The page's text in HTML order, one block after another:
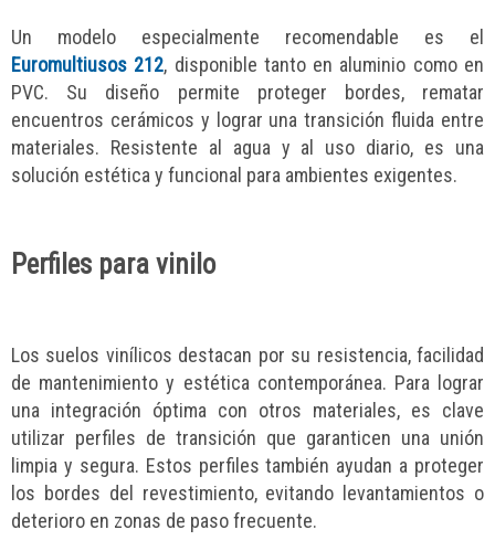
Un modelo especialmente recomendable es el
Euromultiusos 212, disponible tanto en aluminio como en
PVC. Su diseño permite proteger bordes, rematar
encuentros cerámicos y lograr una transición fluida entre
materiales. Resistente al agua y al uso diario, es una
solución estética y funcional para ambientes exigentes.
Perfiles para vinilo
Los suelos vinílicos destacan por su resistencia, facilidad
de mantenimiento y estética contemporánea. Para lograr
una integración óptima con otros materiales, es clave
utilizar perfiles de transición que garanticen una unión
limpia y segura. Estos perfiles también ayudan a proteger
los bordes del revestimiento, evitando levantamientos o
deterioro en zonas de paso frecuente.